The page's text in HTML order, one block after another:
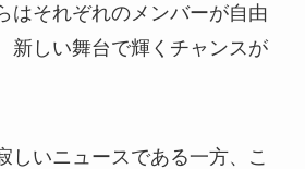
はそれぞれのメンバーが自由
新しい舞台で輝くチャンスが
しいニュースである一方、こ